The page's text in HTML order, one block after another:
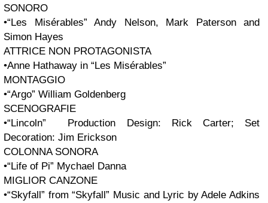
SONORO
•“Les Misérables” Andy Nelson, Mark Paterson and
Simon Hayes
ATTRICE NON PROTAGONISTA
•Anne Hathaway in “Les Misérables”
MONTAGGIO
•“Argo” William Goldenberg
SCENOGRAFIE
•“Lincoln” Production Design: Rick Carter; Set
Decoration: Jim Erickson
COLONNA SONORA
•“Life of Pi” Mychael Danna
MIGLIOR CANZONE
•“Skyfall” from “Skyfall” Music and Lyric by Adele Adkins